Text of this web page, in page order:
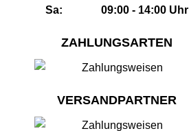
Sa: 09:00 - 14:00 Uhr
ZAHLUNGSARTEN
VERSANDPARTNER